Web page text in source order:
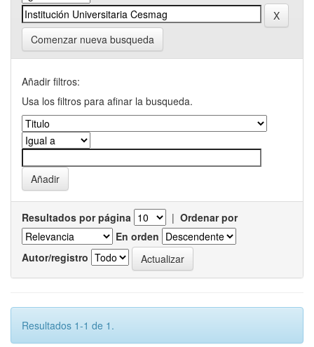
Comenzar nueva busqueda
Añadir filtros:
Usa los filtros para afinar la busqueda.
Resultados por página | Ordenar por
En orden
Autor/registro
Resultados 1-1 de 1.